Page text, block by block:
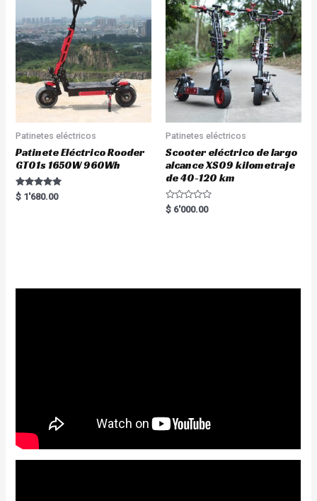
Patinetes eléctricos
Patinete Eléctrico Rooder
GT01s 1650W 960Wh
Rated
5.00
$ 1'680.00
Patinetes eléctricos
Scooter eléctrico de largo
alcance XS09 kilometraje
de 40-120 km
R
a
$ 6'000.00